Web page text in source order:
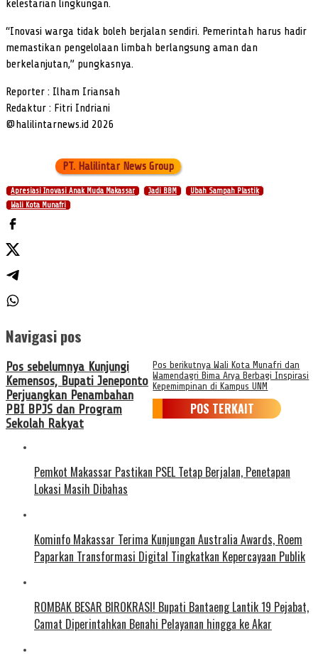
kelestarian lingkungan.
“Inovasi warga tidak boleh berjalan sendiri. Pemerintah harus hadir
memastikan pengelolaan limbah berlangsung aman dan
berkelanjutan,” pungkasnya.
Reporter : Ilham Iriansah
Redaktur : Fitri Indriani
@halilintarnews.id 2026
PT. Halilintar News Group
Apresiasi Inovasi Anak Muda Makassar Jadi BBM
Ubah Sampah Plastik
Wali Kota Munafri
Navigasi pos
Pos sebelumnya Kunjungi
Kemensos, Bupati Jeneponto
Perjuangkan Penambahan
PBI BPJS dan Program
Sekolah Rakyat
Pos berikutnya Wali Kota Munafri dan
Wamendagri Bima Arya Berbagi Inspirasi
Kepemimpinan di Kampus UNM
POS TERKAIT
Pemkot Makassar Pastikan PSEL Tetap Berjalan, Penetapan
Lokasi Masih Dibahas
Kominfo Makassar Terima Kunjungan Australia Awards, Roem
Paparkan Transformasi Digital Tingkatkan Kepercayaan Publik
ROMBAK BESAR BIROKRASI! Bupati Bantaeng Lantik 19 Pejabat,
Camat Diperintahkan Benahi Pelayanan hingga ke Akar